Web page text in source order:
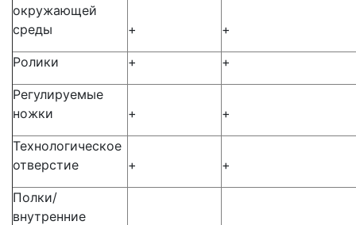
окружающей
среды
+ +
Ролики + +
Регулируемые
ножки
+ +
Технологическое
отверстие
+ +
Полки/
внутренние